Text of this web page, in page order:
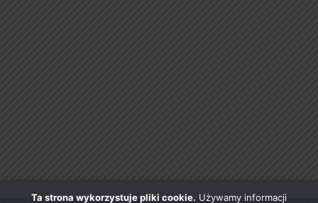
Ta strona wykorzystuje pliki cookie. Używamy informacji